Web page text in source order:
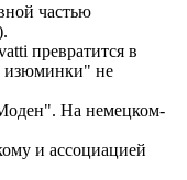
частью
превратится в
изюминки" не
На немецком-
и ассоциацией